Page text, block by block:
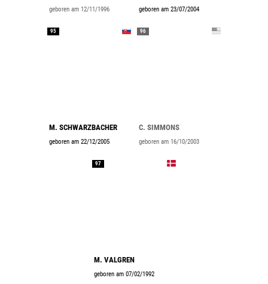
geboren am 12/11/1996 geboren am 23/07/2004
95
M. SCHWARZBACHER
geboren am 22/12/2005
96
C. SIMMONS
geboren am 16/10/2003
97
M. VALGREN
geboren am 07/02/1992